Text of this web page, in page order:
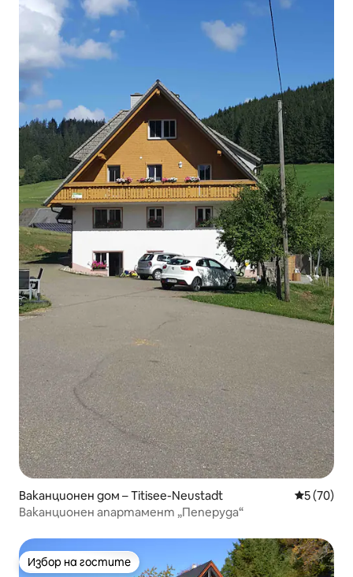
Ваканционен дом – Titisee-Neustadt Средна
5 (70)
Ваканционен апартамент „Пеперуда“
Избор на гостите
Избор на гостите